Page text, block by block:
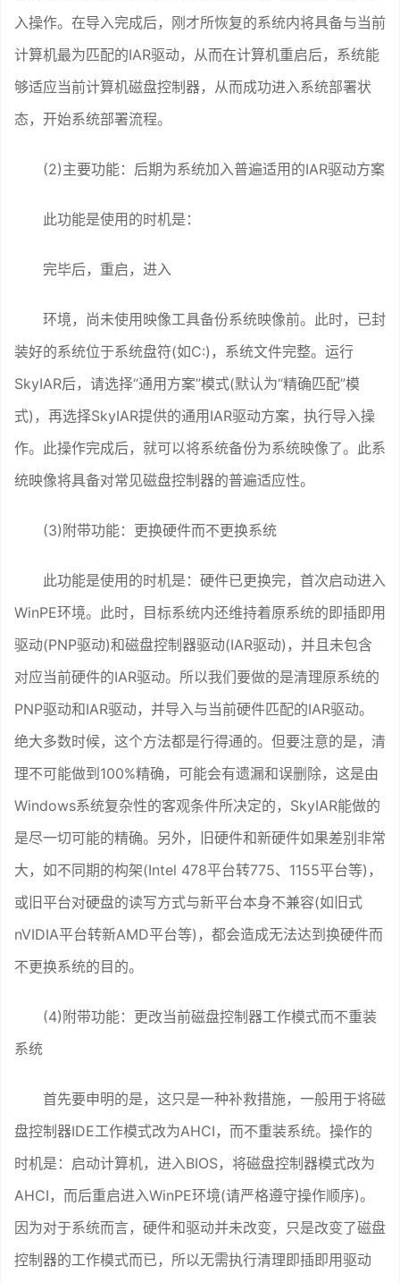
入操作。在导入完成后，刚才所恢复的系统内将具备与当前
计算机最为匹配的IAR驱动，从而在计算机重启后，系统能
够适应当前计算机磁盘控制器，从而成功进入系统部署状
态，开始系统部署流程。
(2)主要功能：后期为系统加入普遍适用的IAR驱动方案
此功能是使用的时机是：
完毕后，重启，进入
环境，尚未使用映像工具备份系统映像前。此时，已封
装好的系统位于系统盘符(如C:)，系统文件完整。运行
SkyIAR后，请选择“通用方案”模式(默认为“精确匹配”模
式)，再选择SkyIAR提供的通用IAR驱动方案，执行导入操
作。此操作完成后，就可以将系统备份为系统映像了。此系
统映像将具备对常见磁盘控制器的普遍适应性。
(3)附带功能：更换硬件而不更换系统
此功能是使用的时机是：硬件已更换完，首次启动进入
WinPE环境。此时，目标系统内还维持着原系统的即插即用
驱动(PNP驱动)和磁盘控制器驱动(IAR驱动)，并且未包含
对应当前硬件的IAR驱动。所以我们要做的是清理原系统的
PNP驱动和IAR驱动，并导入与当前硬件匹配的IAR驱动。
绝大多数时候，这个方法都是行得通的。但要注意的是，清
理不可能做到100%精确，可能会有遗漏和误删除，这是由
Windows系统复杂性的客观条件所决定的，SkyIAR能做的
是尽一切可能的精确。另外，旧硬件和新硬件如果差别非常
大，如不同期的构架(Intel 478平台转775、1155平台等)，
或旧平台对硬盘的读写方式与新平台本身不兼容(如旧式
nVIDIA平台转新AMD平台等)，都会造成无法达到换硬件而
不更换系统的目的。
(4)附带功能：更改当前磁盘控制器工作模式而不重装
系统
首先要申明的是，这只是一种补救措施，一般用于将磁
盘控制器IDE工作模式改为AHCI，而不重装系统。操作的
时机是：启动计算机，进入BIOS，将磁盘控制器模式改为
AHCI，而后重启进入WinPE环境(请严格遵守操作顺序)。
因为对于系统而言，硬件和驱动并未改变，只是改变了磁盘
控制器的工作模式而已，所以无需执行清理即插即用驱动